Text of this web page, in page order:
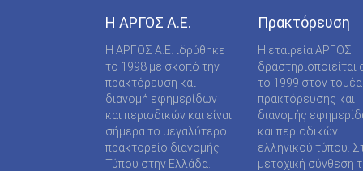
S.A.J.P. ΕΚΔΟΤΙΚΗ ΙΚΕ
SABD ΕΚΔΟΤΙΚΗ Α.Ε
SHOP SUPPLY ΠΡΟΜΗΘΕΙΕΣ
SPORTDAY ΑΕΠΕΕ
STARCOM PRESS ΕΤΑΙΡΕΙΑ
Η ΑΡΓΟΣ A.E.
Η ΑΡΓΟΣ A.E. ιδρύθηκε
το 1998 με σκοπό την
πρακτόρευση και
διανομή εφημερίδων
και περιοδικών και είναι
σήμερα το μεγαλύτερο
πρακτορείο διανομής
Τύπου στην Ελλάδα.
Πρακτόρευση
Η εταιρεία ΑΡΓΟΣ
δραστηριοποιείται
το 1999 στον τομέα
πρακτόρευσης και
διανομής
και περιοδικών
ελληνικού τύπου.
μετοχική σύνθεση